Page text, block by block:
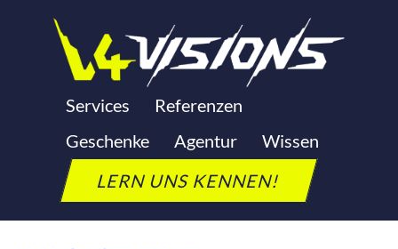
Services
Referenzen
Geschenke
Agentur
Wissen
LERN UNS KENNEN!
LÄNDERSPEZIFISCHE TOP
LEVEL DOMAIN (CCTLD)
Letzte Aktualisierung: 24. September 2025